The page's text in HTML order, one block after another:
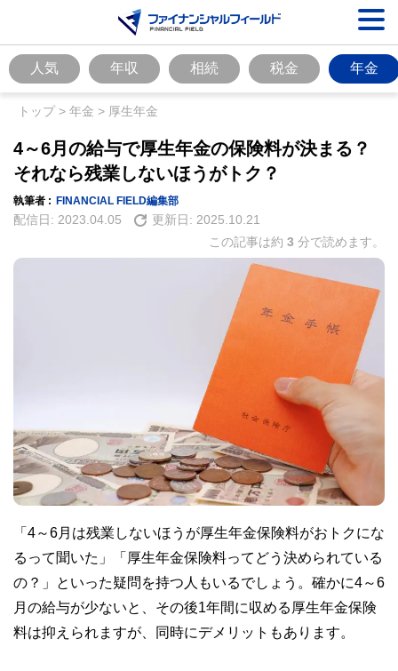
人気 年収 相続 税金 年金
トップ> 年金 > 厚生年金
4～6月の給与で厚生年金の保険料が決まる？
それなら残業しないほうがトク？
執筆者 : FINANCIAL FIELD編集部
配信日: 2023.04.05 更新日: 2025.10.21
この記事は約 3 分で読めます。
「4～6月は残業しないほうが厚生年金保険料がおトクにな
るって聞いた」「厚生年金保険料ってどう決められている
の？」といった疑問を持つ人もいるでしょう。確かに4～6
月の給与が少ないと、その後1年間に収める厚生年金保険
料は抑えられますが、同時にデメリットもあります。